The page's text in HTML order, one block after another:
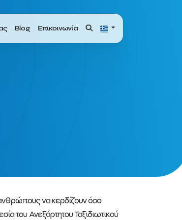
Blog Επικοινωνία
να κερδίζουν όσο
του Ανεξάρτητου Ταξιδιωτικού